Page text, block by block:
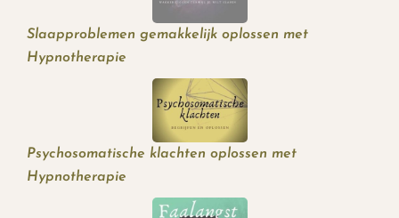
Slaapproblemen gemakkelijk oplossen met
Hypnotherapie
Psychosomatische klachten oplossen met
Hypnotherapie